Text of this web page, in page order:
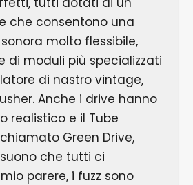
che consentono una
molto flessibile,
di moduli più specializzati
di nastro vintage,
Anche i drive hanno
realistico e il Tube
Green Drive,
che tutti ci
parere, i fuzz sono